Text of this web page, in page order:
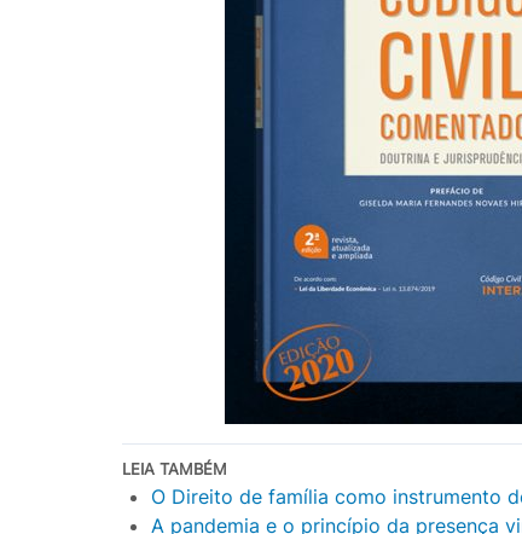
LEIA TAMBÉM
O Direito de família como instrumento
A pandemia e o princípio da presença